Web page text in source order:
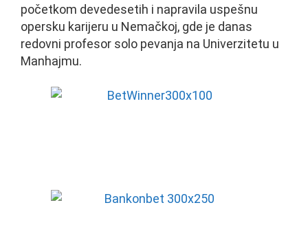
početkom devedesetih i napravila uspešnu
opersku karijeru u Nemačkoj, gde je danas
redovni profesor solo pevanja na Univerzitetu u
Manhajmu.